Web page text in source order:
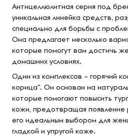
Антицеллюлитная серия под
уникальная линейка средств,
специально для борьбы с
Она предлагает несколько
которые помогут вам достичь
домашних условиях.
Один из комплексов – горячий
корица". Он основан на
которые помогают повысить
кожи, предотвращая появление
его идеальным выбором для
гладкой и упругой коже.